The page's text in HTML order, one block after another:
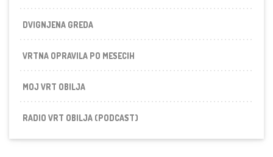
DVIGNJENA GREDA
VRTNA OPRAVILA PO MESECIH
MOJ VRT OBILJA
RADIO VRT OBILJA (PODCAST)